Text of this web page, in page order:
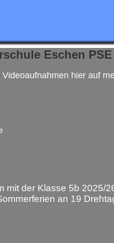
Eschen PSE
hier auf
mit der Klasse 5b 2025/
an 19